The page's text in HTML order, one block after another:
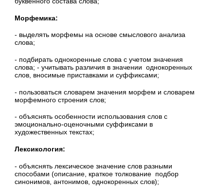
Морфемика:
- выделять морфемы на основе смыслового анализа
слова;
- подбирать однокоренные слова с учетом значения
слова; - учитывать различия в значении однокоренных
слов, вносимые приставками и суф­фиксами;
- пользоваться словарем значения морфем и словарем
морфемного строения слов;
- объяснять особенности использования слов с
эмоционально-оценочными суффиксами в
художественных текстах;
Лексикология:
- объяснять лексическое значение слов разными
способами (описание, краткое толкование подбор
синонимов, антонимов, однокоренных слов);